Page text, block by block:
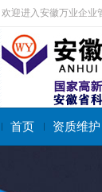
欢迎进入安徽万业企业
首页 资质维护
搜索关键字： 施